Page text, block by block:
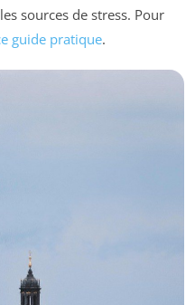
sources de stress. Pour
guide pratique.